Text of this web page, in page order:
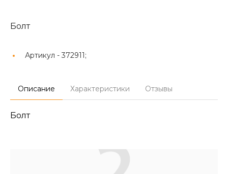
Болт
Артикул - 372911;
Описание Характеристики Отзывы
Болт